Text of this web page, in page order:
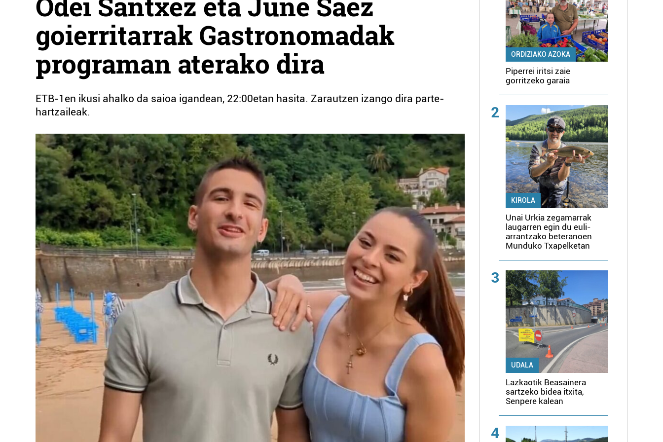
goierritarrak Gastronomadak
programan aterako dira
ETB-1en ikusi ahalko da saioa igandean, 22:00etan hasita. Zarautzen izango dira parte-
hartzaileak.
ORDIZIAKO AZOKA
Piperrei iritsi zaie
gorritzeko garaia
2
KIROLA
Unai Urkia zegamarrak
laugarren egin du euli-
arrantzako beteranoen
Munduko Txapelketan
3
UDALA
Lazkaotik Beasainera
sartzeko bidea itxita,
Senpere kalean
4